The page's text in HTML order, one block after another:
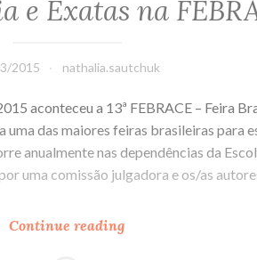
e Exatas na
2015 nathalia.sautchuk
aconteceu a 13ª FEBRACE – Feira
uma das maiores feiras brasileiras para
anualmente nas dependências da
uma comissão julgadora e os/as
Continue reading